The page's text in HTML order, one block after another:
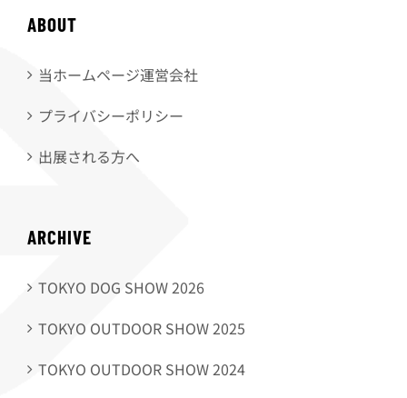
ABOUT
当ホームページ運営会社
プライバシーポリシー
出展される方へ
ARCHIVE
TOKYO DOG SHOW 2026
TOKYO OUTDOOR SHOW 2025
TOKYO OUTDOOR SHOW 2024